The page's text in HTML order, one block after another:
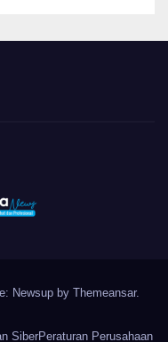
Newsup by Themeansar.
SiberPeraturan Perusahaan